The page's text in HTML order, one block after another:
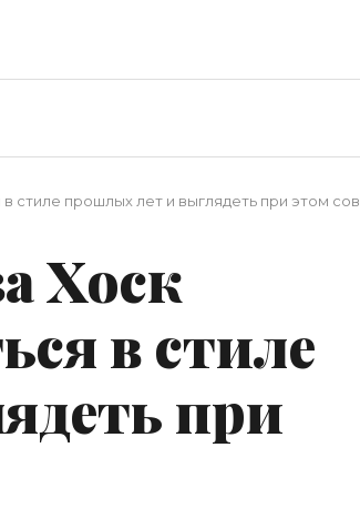
в стиле прошлых лет и выглядеть при этом
Хоск
в стиле
при